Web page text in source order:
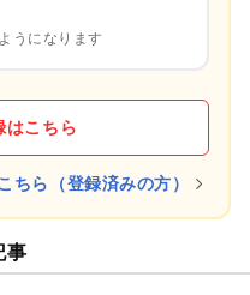
うになります
はこちら
ちら（登録済みの方）
事